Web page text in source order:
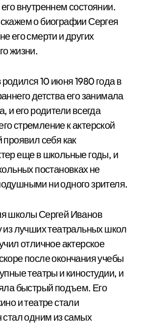
внутреннем состоянии.
о биографии Сергея
его смерти и других
жизни.
родился 10 июня 1980 года в
детства его занимала
и его родители всегда
стремление к актерской
проявил себя как
еще в школьные годы, и
постановках не
ни одного зрителя.
школы Сергей Иванов
из лучших театральных школ
отличное актерское
после окончания учебы
театры и киностудии, и
быстрый подъем. Его
и театре стали
одним из самых